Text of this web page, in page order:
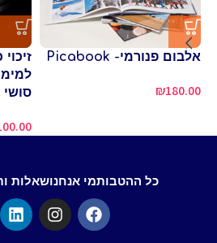
אלבום פנורמי- Picabook
₪180.00
סושי
כל ההטבותמי אנחנושאלות